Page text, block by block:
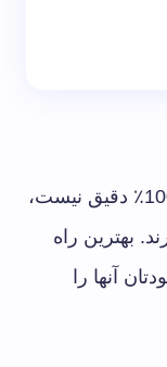
تشخیص نوع آدرس IP شما یک علم 100٪ دقیق نیست،
بهترین راه
آنها را